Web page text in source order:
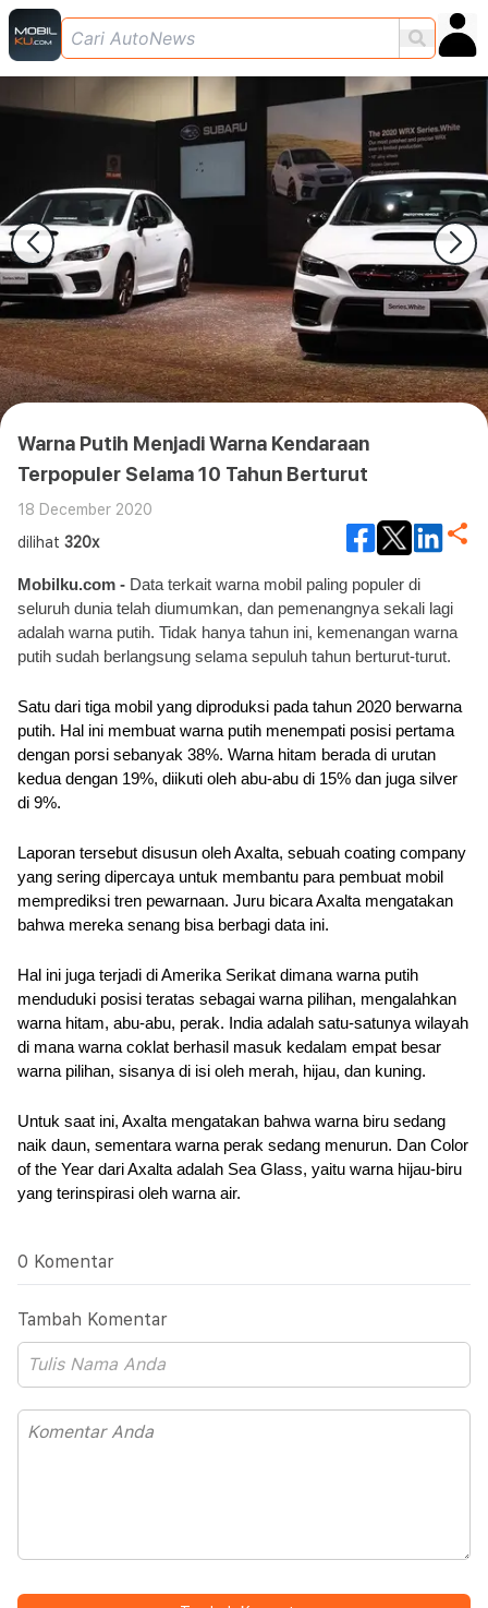
Warna Putih Menjadi Warna Kendaraan
Terpopuler Selama 10 Tahun Berturut
18 December 2020
dilihat 320x
Mobilku.com - Data terkait warna mobil paling populer di
seluruh dunia telah diumumkan, dan pemenangnya sekali lagi
adalah warna putih. Tidak hanya tahun ini, kemenangan warna
putih sudah berlangsung selama sepuluh tahun berturut-turut.
Satu dari tiga mobil yang diproduksi pada tahun 2020 berwarna
putih. Hal ini membuat warna putih menempati posisi pertama
dengan porsi sebanyak 38%. Warna hitam berada di urutan
kedua dengan 19%, diikuti oleh abu-abu di 15% dan juga silver
di 9%.
Laporan tersebut disusun oleh Axalta, sebuah coating company
yang sering dipercaya untuk membantu para pembuat mobil
memprediksi tren pewarnaan. Juru bicara Axalta mengatakan
bahwa mereka senang bisa berbagi data ini.
Hal ini juga terjadi di Amerika Serikat dimana warna putih
menduduki posisi teratas sebagai warna pilihan, mengalahkan
warna hitam, abu-abu, perak. India adalah satu-satunya wilayah
di mana warna coklat berhasil masuk kedalam empat besar
warna pilihan, sisanya di isi oleh merah, hijau, dan kuning.
Untuk saat ini, Axalta mengatakan bahwa warna biru sedang
naik daun, sementara warna perak sedang menurun. Dan Color
of the Year dari Axalta adalah Sea Glass, yaitu warna hijau-biru
yang terinspirasi oleh warna air.
0 Komentar
Tambah Komentar